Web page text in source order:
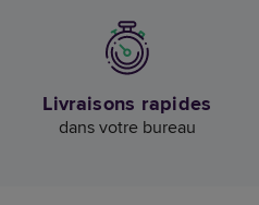
Livraisons rapides
dans votre bureau